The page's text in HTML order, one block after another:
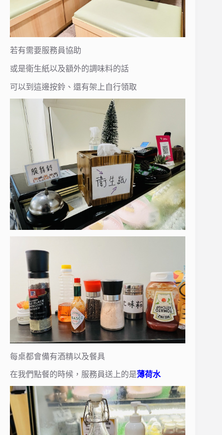
若有需要服務員協助
或是衛生紙以及額外的調味料的話
可以到這邊按鈴、還有架上自行領取
每桌都會備有酒精以及餐具
在我們點餐的時候，服務員送上的是薄荷水